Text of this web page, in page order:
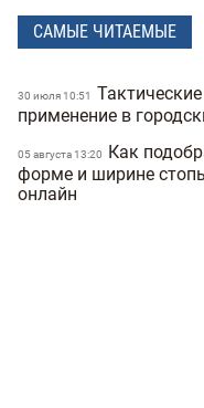
22 апреля 15:07 Полиция
несколько дней не
21 апреля 16:19 "Не
показала видео с
видеорегистраторов
теракта в Киеве
САМЫЕ ЧИТАЕМЫЕ
30 июля 10:51
применение в
05 августа 13:20
Как
форме и ширине
онлайн